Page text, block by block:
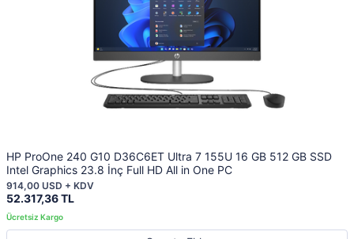
HP ProOne 240 G10 D36C6ET Ultra 7 155U 16 GB 512 GB SSD
Intel Graphics 23.8 İnç Full HD All in One PC
52.317,36 TL
914,00 USD + KDV